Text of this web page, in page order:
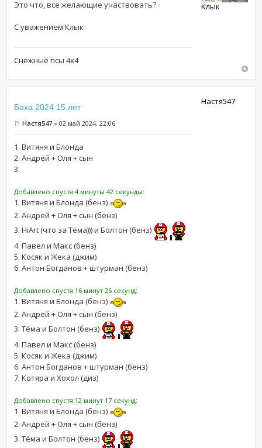
Это что, все желающие участвовать?
С уважением Клык
Снежные псы 4х4
Клык
Баха 2024 15 лет
Настя547 » 02 май 2024, 22:06
1. Витяня и Блонда
2. Андрей + Оля + сын
3.
Добавлено спустя 4 минуты 42 секунды:
1. Витяня и Блонда (бенз)
2. Андрей + Оля + сын (бенз)
3. HiArt (что за Тёма))) и Болтон (бенз)
4. Павел и Макс (бенз)
5. Косяк и Жека (джим)
6. Антон Богданов + штурман (бенз)
Добавлено спустя 16 минут 26 секунд:
1. Витяня и Блонда (бенз)
2. Андрей + Оля + сын (бенз)
3. Тёма и Болтон (бенз)
4. Павел и Макс (бенз)
5. Косяк и Жека (джим)
6. Антон Богданов + штурман (бенз)
7. Котяра и Хохол (диз)
Добавлено спустя 12 минут 17 секунд:
1. Витяня и Блонда (бенз)
2. Андрей + Оля + сын (бенз)
3. Тёма и Болтон (бенз)
Настя547